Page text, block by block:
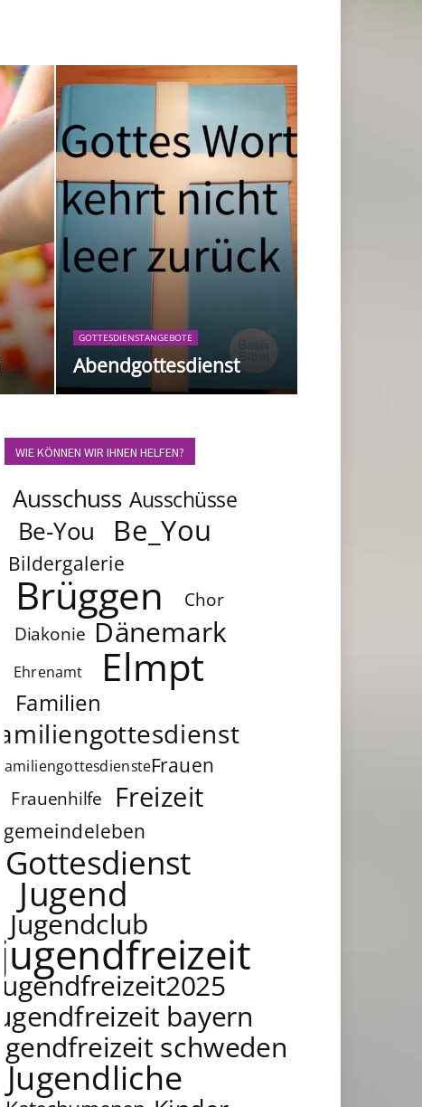
GOTTESDIENSTANGEBOTE
Abendgottesdienst
WIE KÖNNEN WIR IHNEN HELFEN?
Ausschuss Ausschüsse
Be-You Be_You
Bildergalerie
Brüggen
Chor
Diakonie Dänemark
Ehrenamt Elmpt
Familien
familiengottesdienst
familiengottesdiensteFrauen
Frauenhilfe Freizeit
gemeindeleben
Gottesdienst
Jugend
Jugendclub
jugendfreizeit
jugendfreizeit2025
jugendfreizeit bayern
jugendfreizeit schweden
Jugendliche